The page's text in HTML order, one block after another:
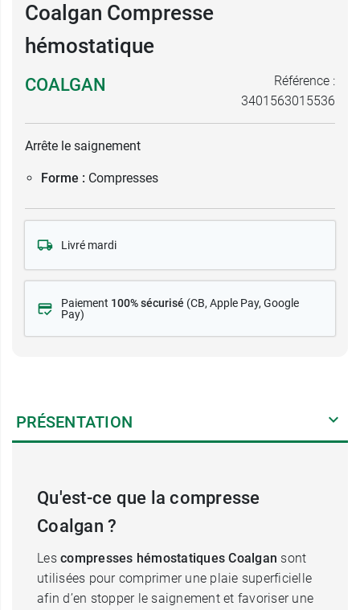
Coalgan Compresse
hémostatique
COALGAN
Référence :
3401563015536
Arrête le saignement
Forme : Compresses
Livré mardi
Paiement 100% sécurisé (CB, Apple Pay, Google
Pay)
PRÉSENTATION
Qu'est-ce que la compresse
Coalgan ?
Les compresses hémostatiques Coalgan sont
utilisées pour comprimer une plaie superficielle
afin d’en stopper le saignement et favoriser une